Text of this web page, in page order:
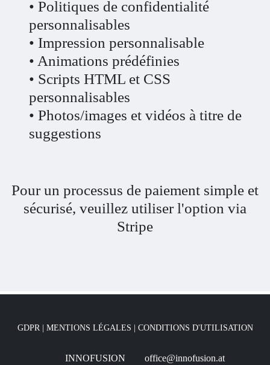
• Politiques de confidentialité
personnalisables
• Impression personnalisable
• Animations prédéfinies
• Scripts HTML et CSS
personnalisables
• Photos/images et vidéos à titre de
suggestions
Pour un processus de paiement simple et
sécurisé, veuillez utiliser l'option via
Stripe
GDPR MENTIONS LÉGALES CONDITIONS D'UTILISATION
INNOFUSION
office@innofusion.at